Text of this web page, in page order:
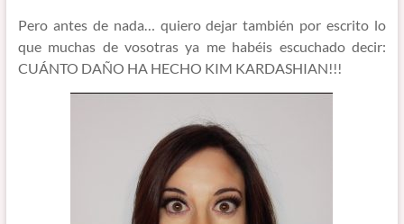
Pero antes de nada… quiero dejar también por escrito lo
que muchas de vosotras ya me habéis escuchado decir:
CUÁNTO DAÑO HA HECHO KIM KARDASHIAN!!!